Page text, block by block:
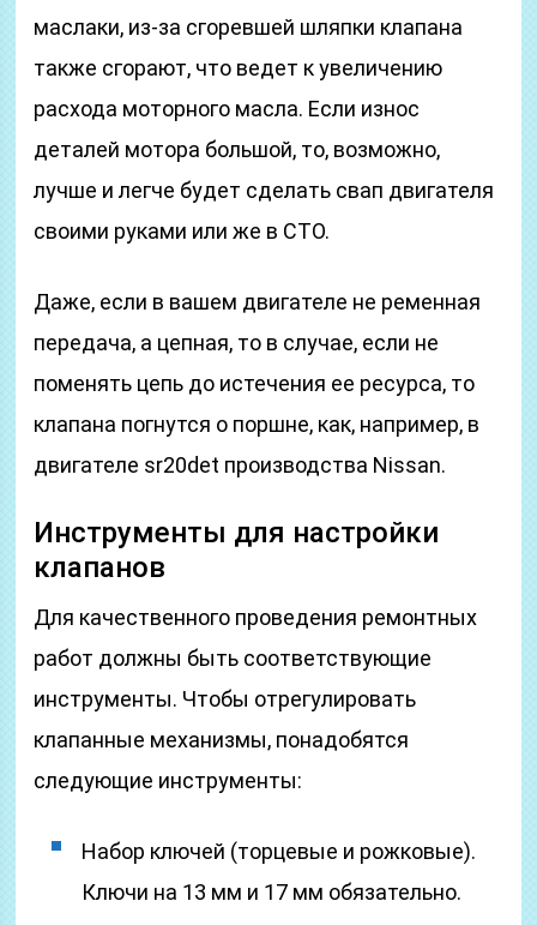
маслаки, из-за сгоревшей шляпки клапана
также сгорают, что ведет к увеличению
расхода моторного масла. Если износ
деталей мотора большой, то, возможно,
лучше и легче будет сделать свап двигателя
своими руками или же в СТО.
Даже, если в вашем двигателе не ременная
передача, а цепная, то в случае, если не
поменять цепь до истечения ее ресурса, то
клапана погнутся о поршне, как, например, в
двигателе sr20det производства Nissan.
Инструменты для настройки
клапанов
Для качественного проведения ремонтных
работ должны быть соответствующие
инструменты. Чтобы отрегулировать
клапанные механизмы, понадобятся
следующие инструменты:
Набор ключей (торцевые и рожковые).
Ключи на 13 мм и 17 мм обязательно.